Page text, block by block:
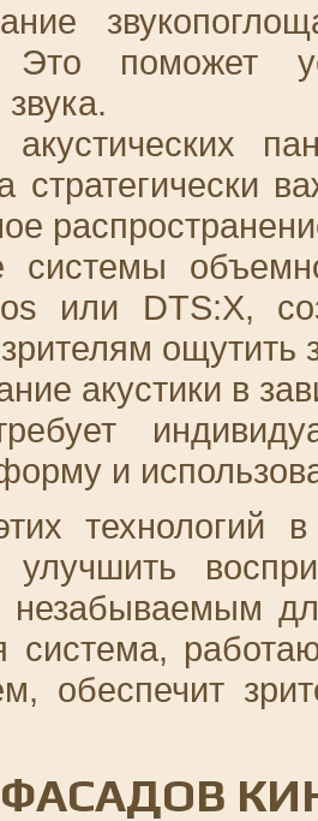
Это поможет
акустических
стратегически
системы
или DTS:X,
зрителям
акустики в
и
технологий
улучшить
незабываемым
система,
обеспечит